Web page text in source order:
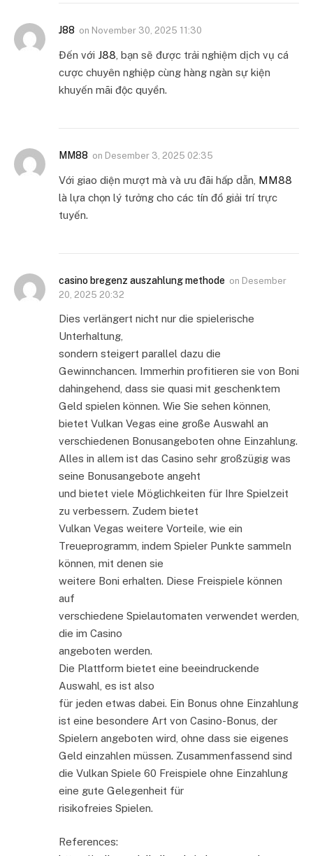
J88 on November 30, 2025 11:30
Đến với J88 , bạn sẽ được trải nghiệm dịch vụ cá
cược chuyên nghiệp cùng hàng ngàn sự kiện
khuyến mãi độc quyền.
MM88 on Desember 3, 2025 02:35
Với giao diện mượt mà và ưu đãi hấp dẫn, MM88
là lựa chọn lý tưởng cho các tín đồ giải trí trực
tuyến.
casino bregenz auszahlung methode on Desember
20, 2025 20:32
Dies verlängert nicht nur die spielerische
Unterhaltung,
sondern steigert parallel dazu die
Gewinnchancen. Immerhin profitieren sie von Boni
dahingehend, dass sie quasi mit geschenktem
Geld spielen können. Wie Sie sehen können,
bietet Vulkan Vegas eine große Auswahl an
verschiedenen Bonusangeboten ohne Einzahlung.
Alles in allem ist das Casino sehr großzügig was
seine Bonusangebote angeht
und bietet viele Möglichkeiten für Ihre Spielzeit
zu verbessern. Zudem bietet
Vulkan Vegas weitere Vorteile, wie ein
Treueprogramm, indem Spieler Punkte sammeln
können, mit denen sie
weitere Boni erhalten. Diese Freispiele können
auf
verschiedene Spielautomaten verwendet werden,
die im Casino
angeboten werden.
Die Plattform bietet eine beeindruckende
Auswahl, es ist also
für jeden etwas dabei. Ein Bonus ohne Einzahlung
ist eine besondere Art von Casino-Bonus, der
Spielern angeboten wird, ohne dass sie eigenes
Geld einzahlen müssen. Zusammenfassend sind
die Vulkan Spiele 60 Freispiele ohne Einzahlung
eine gute Gelegenheit für
risikofreies Spielen.
References: